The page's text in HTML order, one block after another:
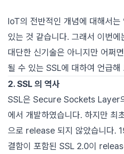
IoT의 전반적인 개념에 대해서
있는 것 같습니다. 그래서 이번
대단한 신기술은 아니지만 어쩌
될 수 있는 SSL에 대하여 언급해
2. SSL 의 역사
SSL은 Secure Sockets Layer
에서 개발하였습니다. 하지만 최
으로 release 되지 않았습니다.
결함이 포함된 SSL 2.0이